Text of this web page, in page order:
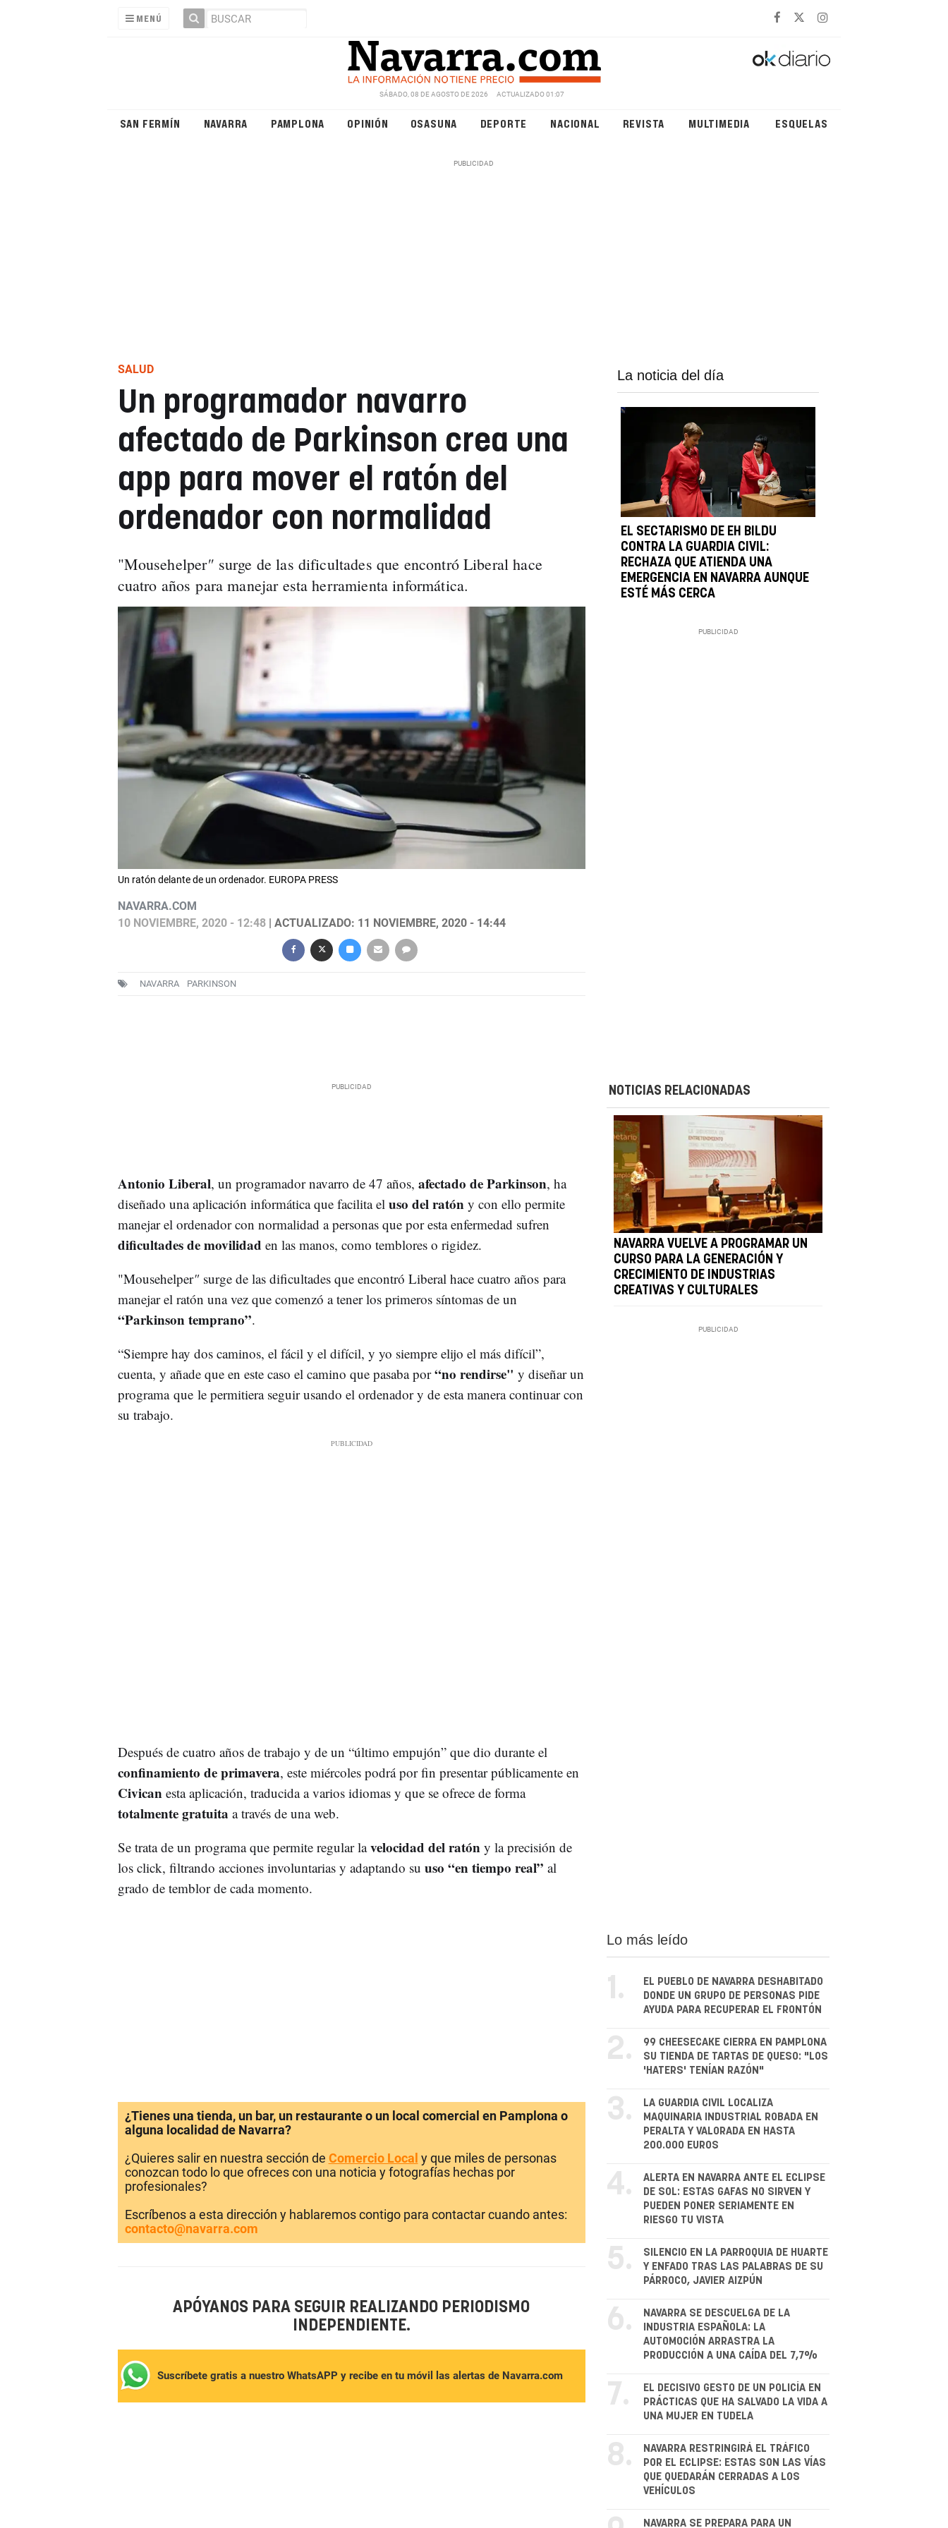
MENÚ
SÁBADO, 08 DE AGOSTO DE 2026 ACTUALIZADO 01:07
SAN FERMÍN NAVARRA PAMPLONA OPINIÓN OSASUNA DEPORTE NACIONAL REVISTA MULTIMEDIA ESQUELAS
SALUD
Un programador navarro
afectado de Parkinson crea una
app para mover el ratón del
ordenador con normalidad
"Mousehelper"surge de las dificultades que encontró Liberal hace
cuatro años para manejar esta herramienta informática.
Un ratón delante de un ordenador. EUROPA PRESS
NAVARRA.COM
10 NOVIEMBRE, 2020 - 12:48| ACTUALIZADO: 11 NOVIEMBRE, 2020 - 14:44
NAVARRA PARKINSON
La noticia del día
EL SECTARISMO DE EH BILDU
CONTRA LA GUARDIA CIVIL:
RECHAZA QUE ATIENDA UNA
EMERGENCIA EN NAVARRA AUNQUE
ESTÉ MÁS CERCA
Antonio Liberal, un programador navarro de 47 años, afectado de Parkinson, ha
diseñado una aplicación informática que facilita el uso del ratón y con ello permite
manejar el ordenador con normalidad a personas que por esta enfermedad sufren
dificultades de movilidad en las manos, como temblores o rigidez.
"Mousehelper"surge de las dificultades que encontró Liberal hace cuatro años para
manejar el ratón una vez que comenzó a tener los primeros síntomas de un
“Parkinson temprano”.
“Siempre hay dos caminos, el fácil y el difícil, y yo siempre elijo el más difícil”,
cuenta, y añade que en este caso el camino que pasaba por“no rendirse" y diseñar un
programa que le permitiera seguir usando el ordenador y de esta manera continuar con
su trabajo.
Después de cuatro años de trabajo y de un “último empujón” que dio durante el
confinamiento de primavera, este miércoles podrá por fin presentar públicamente en
Civican esta aplicación, traducida a varios idiomas y que se ofrece de forma
totalmente gratuita a través de una web.
Se trata de un programa que permite regular lavelocidad del ratón y la precisión de
los click, filtrando acciones involuntarias y adaptando su uso “en tiempo real” al
grado de temblor de cada momento.
NOTICIAS RELACIONADAS
NAVARRA VUELVE A PROGRAMAR UN
CURSO PARA LA GENERACIÓN Y
CRECIMIENTO DE INDUSTRIAS
CREATIVAS Y CULTURALES
¿Tienes una tienda, un bar, un restaurante o un local comercial en Pamplona o
alguna localidad de Navarra?
¿Quieres salir en nuestra sección de Comercio Local y que miles de personas
conozcan todo lo que ofreces con una noticia y fotografías hechas por
profesionales?
Escríbenos a esta dirección y hablaremos contigo para contactar cuando antes:
contacto@navarra.com
APÓYANOS PARA SEGUIR REALIZANDO PERIODISMO
INDEPENDIENTE.
Suscríbete gratis a nuestro WhatsAPP y recibe en tu móvil las alertas de Navarra.com
Lo más leído
1.
EL PUEBLO DE NAVARRA DESHABITADO
DONDE UN GRUPO DE PERSONAS PIDE
AYUDA PARA RECUPERAR EL FRONTÓN
2.
99 CHEESECAKE CIERRA EN PAMPLONA
SU TIENDA DE TARTAS DE QUESO: "LOS
'HATERS' TENÍAN RAZÓN"
3.
LA GUARDIA CIVIL LOCALIZA
MAQUINARIA INDUSTRIAL ROBADA EN
PERALTA Y VALORADA EN HASTA
200.000 EUROS
4.
ALERTA EN NAVARRA ANTE EL ECLIPSE
DE SOL: ESTAS GAFAS NO SIRVEN Y
PUEDEN PONER SERIAMENTE EN
RIESGO TU VISTA
5.
SILENCIO EN LA PARROQUIA DE HUARTE
Y ENFADO TRAS LAS PALABRAS DE SU
PÁRROCO, JAVIER AIZPÚN
6.
NAVARRA SE DESCUELGA DE LA
INDUSTRIA ESPAÑOLA: LA
AUTOMOCIÓN ARRASTRA LA
PRODUCCIÓN A UNA CAÍDA DEL 7,7%
7.
EL DECISIVO GESTO DE UN POLICÍA EN
PRÁCTICAS QUE HA SALVADO LA VIDA A
UNA MUJER EN TUDELA
8.
NAVARRA RESTRINGIRÁ EL TRÁFICO
POR EL ECLIPSE: ESTAS SON LAS VÍAS
QUE QUEDARÁN CERRADAS A LOS
VEHÍCULOS
NAVARRA SE PREPARA PARA UN